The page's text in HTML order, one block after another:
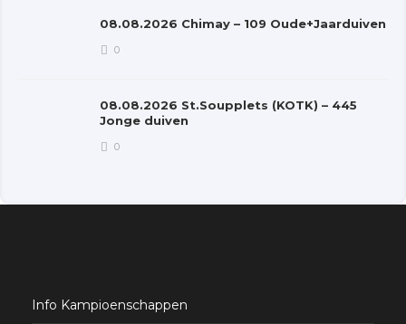
08.08.2026 Chimay – 109 Oude+Jaarduiven
0
08.08.2026 St.Soupplets (KOTK) – 445
Jonge duiven
0
Info Kampioenschappen